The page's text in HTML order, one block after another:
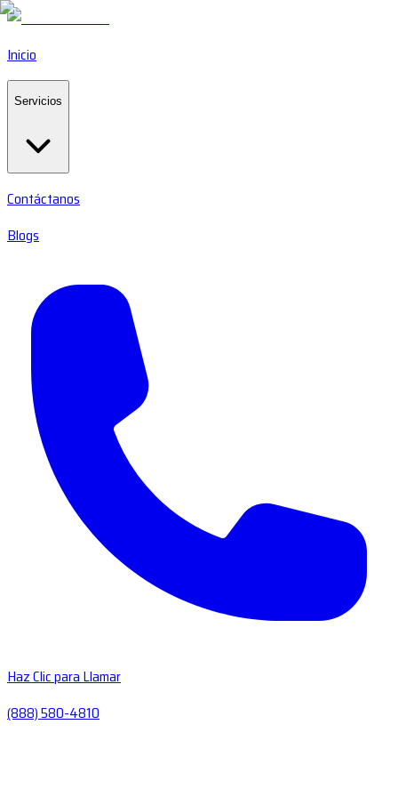
Inicio
Servicios
Contáctanos
Blogs
Haz Clic para Llamar
(888) 580-4810